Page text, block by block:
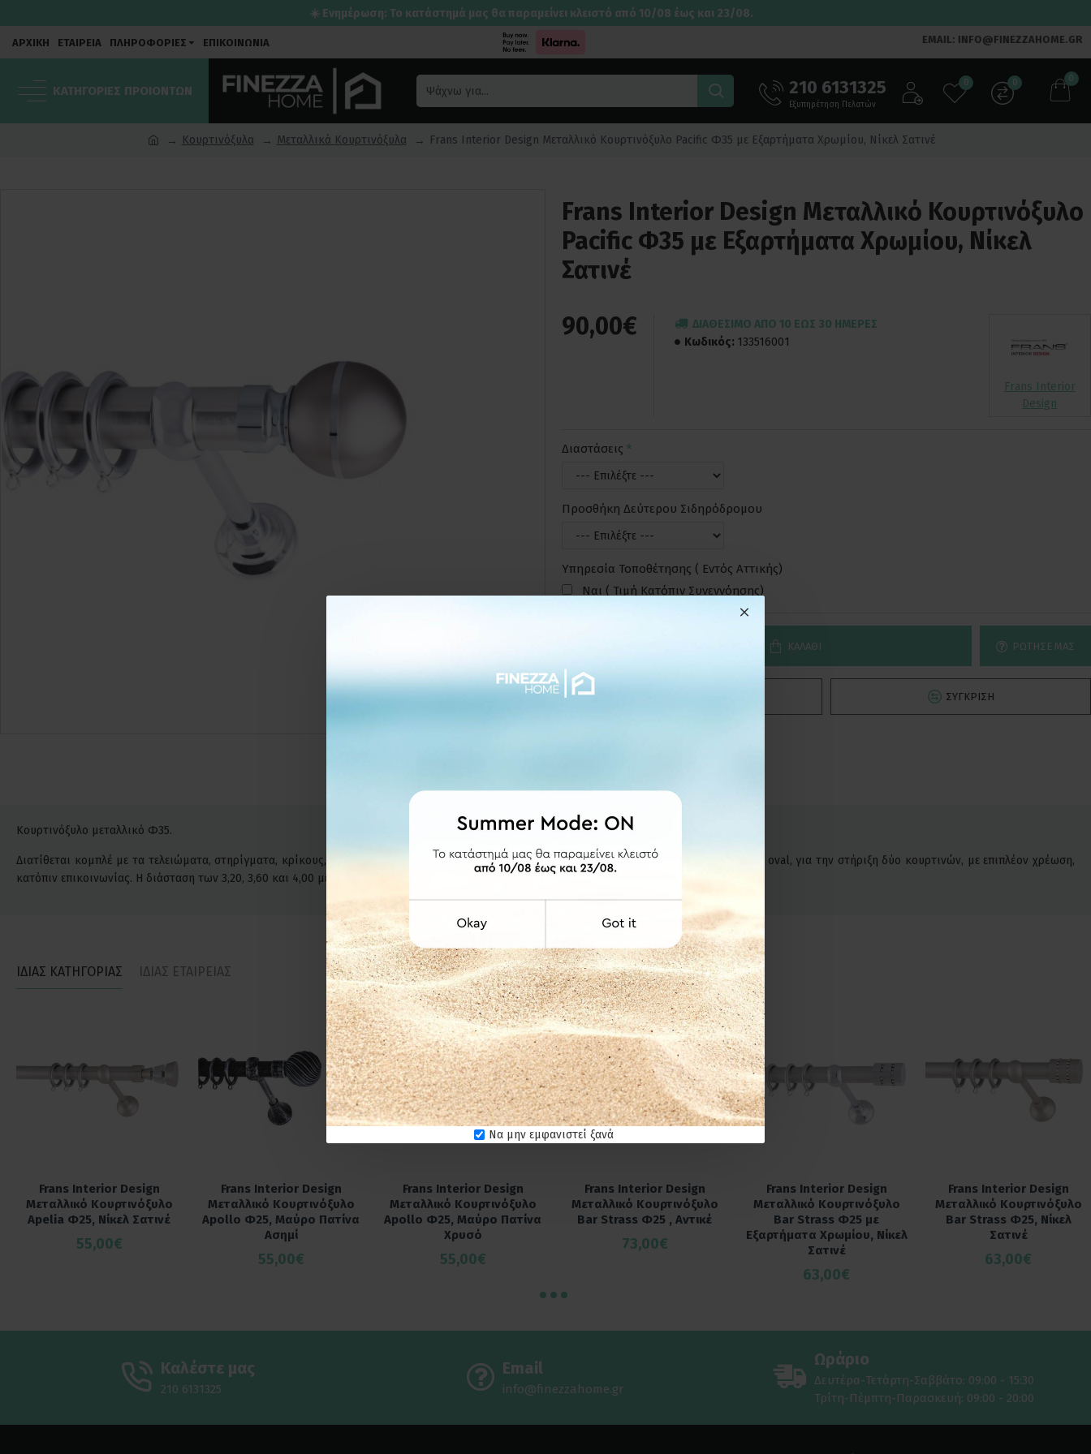
Να μην εμφανιστεί ξανά
☀️ Ενημέρωση: Το κατάστημά μας θα παραμείνει κλειστό από 10/08 έως και 23/08.
ΑΡΧΙΚΗ ΕΤΑΙΡΕΙΑ ΠΛΗΡΟΦΟΡΙΕΣ ΕΠΙΚΟΙΝΩΝΙΑ EMAIL: INFO@FINEZZAHOME.GR
ΚΑΤΗΓΟΡΙΕΣ ΠΡΟΙΟΝΤΩΝ 210 6131325
Εξυπηρέτηση Πελατών
0 0 0
Κουρτινόξυλα Μεταλλικά Κουρτινόξυλα Frans Interior Design Μεταλλικό Κουρτινόξυλο Pacific Φ35 με Εξαρτήματα Χρωμίου, Νίκελ Σατινέ
Frans Interior Design Μεταλλικό Κουρτινόξυλο
Pacific Φ35 με Εξαρτήματα Χρωμίου, Νίκελ
Σατινέ
90,00€
ΔΙΑΘΈΣΙΜΟ ΑΠΌ 10 ΈΩΣ 30 ΗΜΈΡΕΣ
Κωδικός: 133516001
Frans Interior
Design
Διαστάσεις
Προσθήκη Δεύτερου Σιδηρόδρομου
Υπηρεσία Τοποθέτησης ( Εντός Αττικής)
Ναι ( Τιμή Κατόπιν Συνεννόησης)
ΚΑΛΆΘΙ ΡΏΤΗΣΕ ΜΑΣ
ΣΎΓΚΡΙΣΗ
Κουρτινόξυλο μεταλλικό Φ35.
Διατίθεται κομπλέ με τα τελειώματα, στηρίγματα, κρίκους, βίδες και ούπα. Δυνατότητα διάθεσης και με δεύτερο σωλήνα Φ20 ή σιδηρόδρομο oval, για την στήριξη δύο κουρτινών, με επιπλέον χρέωση,
κατόπιν επικοινωνίας. Η διάσταση των 3,20, 3,60 και 4,00 μέτρων περιλαμβάνει ενδιάμεσο στήριγμα. Οι τιμές συμπεριλαμβάνουν ΦΠΑ.
ΙΔΙΑΣ ΚΑΤΗΓΟΡΙΑΣ ΙΔΙΑΣ ΕΤΑΙΡΕΙΑΣ
Frans Interior Design
Μεταλλικό Κουρτινόξυλο
Apelia Φ25, Νίκελ Σατινέ
55,00€
Frans Interior Design
Μεταλλικό Κουρτινόξυλο
Apollo Φ25, Μαύρο Πατίνα
Ασημί
55,00€
Frans Interior Design
Μεταλλικό Κουρτινόξυλο
Apollo Φ25, Μαύρο Πατίνα
Χρυσό
55,00€
Frans Interior Design
Μεταλλικό Κουρτινόξυλο
Bar Strass Φ25 , Αντικέ
73,00€
Frans Interior Design
Μεταλλικό Κουρτινόξυλο
Bar Strass Φ25 με
Εξαρτήματα Χρωμίου, Νίκελ
Σατινέ
63,00€
Frans Interior Design
Μεταλλικό Κουρτινόξυλο
Bar Strass Φ25, Νίκελ
Σατινέ
63,00€
Καλέστε μας
210 6131325
Email
info@finezzahome.gr
Ωράριο
Δευτέρα-Τετάρτη-Σαββάτο: 09:00 - 15:30
Τρίτη-Πέμπτη-Παρασκευή: 09:00 - 20:00